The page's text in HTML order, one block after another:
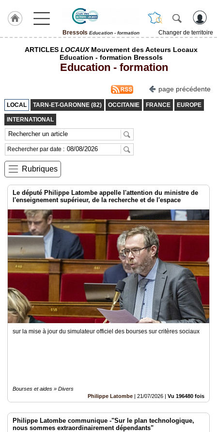
Bressols Education - formation
Changer de territoire
HULCOQ
France
Pour
QUI,
Pourquoi
Le
concept
Objectifs
Actualités
Articles
Vidéos
Rubriques
Blogs
propos
Circuit-
Court
ARTICLES LOCAUXMouvement des Acteurs Locaux
Education - formation Bressols
Education - formation
page précédente
LOCAL TARN-ET-GARONNE (82) OCCITANIE FRANCE EUROPE
INTERNATIONAL
Rechercher par date :
Rubriques
Le député Philippe Latombe appelle l'attention du ministre de
l'enseignement supérieur, de la recherche et de l'espace
sur la mise à jour du simulateur officiel des bourses sur critères sociaux
Bourses et aides » Divers
Philippe Latombe | 21/07/2026 | Vu 196480 fois
Philippe Latombe communique -"Sur le plan technologique,
nous sommes extraordinairement dépendants"